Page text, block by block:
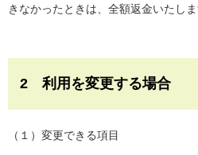
きなかったときは、全額返金いたしま
2 利用を変更する場合
（１）変更できる項目